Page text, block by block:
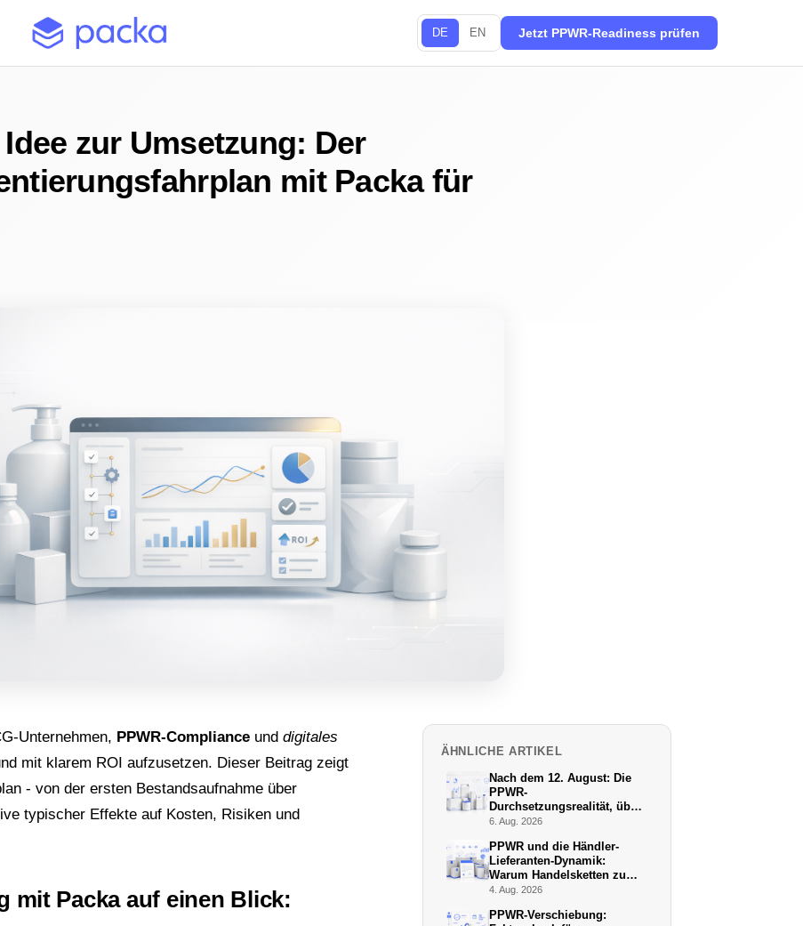
DE EN Jetzt PPWR-Readiness prüfen
zur Umsetzung: Der
mit Packa für
Unternehmen, PPWR-Compliance und digitales
mit klarem ROI aufzusetzen. Dieser Beitrag zeigt
- von der ersten Bestandsaufnahme über
typischer Effekte auf Kosten, Risiken und
mit Packa auf einen Blick:
ÄHNLICHE ARTIKEL
Nach dem 12. August: Die
PPWR-
Durchsetzungsrealität, über
die niemand schreibt
6. Aug. 2026
PPWR und die Händler-
Lieferanten-Dynamik:
Warum Handelsketten zu
De-facto-Vollstreckern
4. Aug. 2026
PPWR-Verschiebung: